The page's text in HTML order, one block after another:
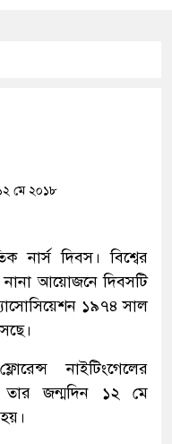
মে ২০১৮
নার্স দিবস। বিশ্বের
নানা আয়োজনে দিবসটি
১৯৭৪ সাল
নাইটিংগেলের
তার জন্মদিন ১২ মে